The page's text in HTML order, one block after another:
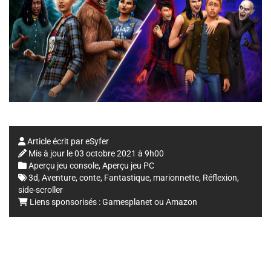
Article écrit pareSyfer
Mis à jour le03 octobre 2021 à 9h00
Aperçu jeu console, Aperçu jeu PC
3d, Aventure, conte, Fantastique, marionnette, Réflexion,
side-scroller
Liens sponsorisés :Gamesplanet ou Amazon